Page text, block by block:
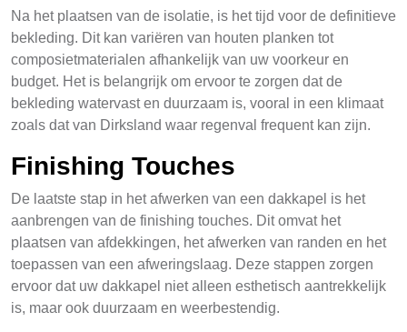
Na het plaatsen van de isolatie, is het tijd voor de definitieve
bekleding. Dit kan variëren van houten planken tot
composietmaterialen afhankelijk van uw voorkeur en
budget. Het is belangrijk om ervoor te zorgen dat de
bekleding watervast en duurzaam is, vooral in een klimaat
zoals dat van Dirksland waar regenval frequent kan zijn.
Finishing Touches
De laatste stap in het afwerken van een dakkapel is het
aanbrengen van de finishing touches. Dit omvat het
plaatsen van afdekkingen, het afwerken van randen en het
toepassen van een afweringslaag. Deze stappen zorgen
ervoor dat uw dakkapel niet alleen esthetisch aantrekkelijk
is, maar ook duurzaam en weerbestendig.